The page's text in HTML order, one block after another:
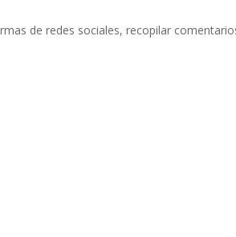
de redes sociales, recopilar